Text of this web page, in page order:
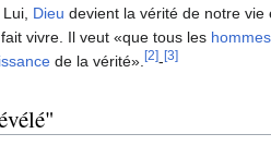
Dieu devient la vérité de notre vie
vivre. Il veut «que tous les hommes
de la vérité». [2]- [3]